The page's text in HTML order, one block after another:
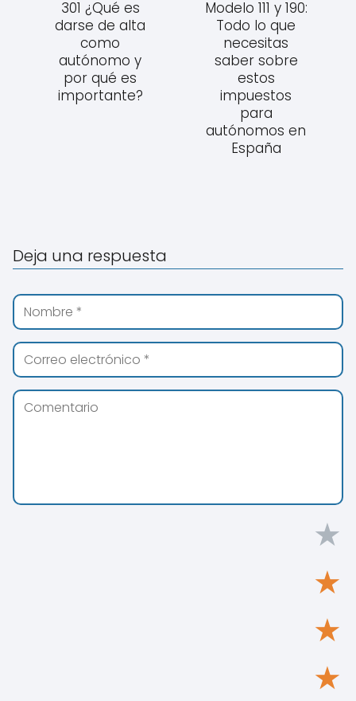
301 ¿Qué es
darse de alta
como
autónomo y
por qué es
importante?
Modelo 111 y 190:
Todo lo que
necesitas
saber sobre
estos
impuestos
para
autónomos en
España
Deja una respuesta
★
★
★
★